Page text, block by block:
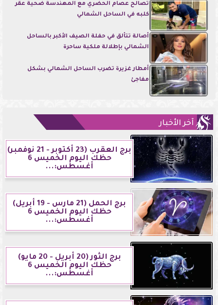
تصالح عصام الحضري مع المهندسة ضحية عقر
كلبه في الساحل الشمالي
أصالة تتألق في حفلة الصيف الأكبر بالساحل
الشمالي بإطلالة ملكية ساحرة
أمطار غزيرة تضرب الساحل الشمالي بشكل
مفاجئ
آخر الأخبار
برج العقرب (23 أكتوبر - 21 نوفمبر)
حظك اليوم الخميس 6
أغسطس:...
برج الحمل (21 مارس - 19 أبريل)
حظك اليوم الخميس 6
أغسطس:...
برج الثور (20 أبريل - 20 مايو)
حظك اليوم الخميس 6
أغسطس:...